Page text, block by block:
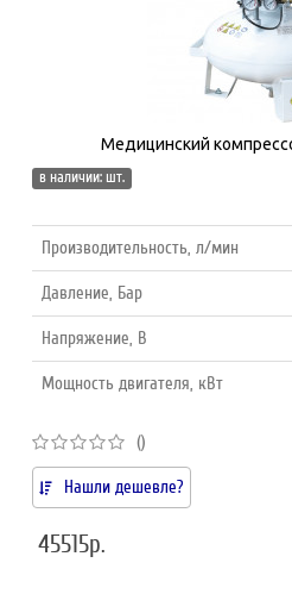
Медицинский
в наличии: шт.
Производительность, л/мин
Давление, Бар
Напряжение, В
Мощность двигателя, кВт
()
Нашли дешевле?
45515р.